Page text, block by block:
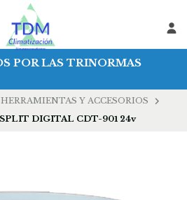
POR LAS TRINORMAS
Y ACCESORIOS
DIGITAL CDT-901 24v